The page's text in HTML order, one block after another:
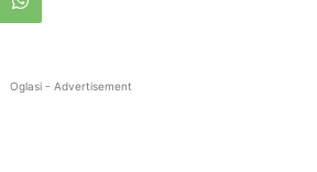
Oglasi - Advertisement